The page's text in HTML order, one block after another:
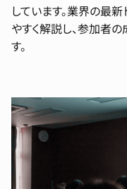
しています。業界の最
やすく解説し、参加者
す。